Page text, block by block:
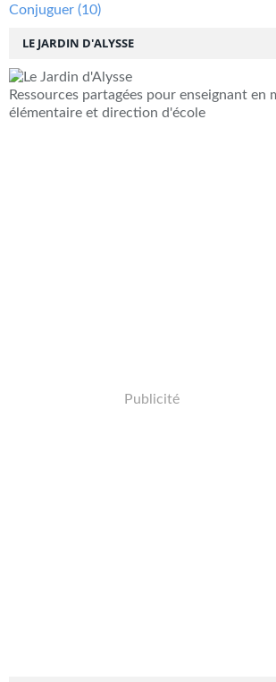
LE JARDIN D'ALYSSE
Ressources partagées pour enseignant en
élémentaire et direction d'école
Publicité
Conjuguer (10)